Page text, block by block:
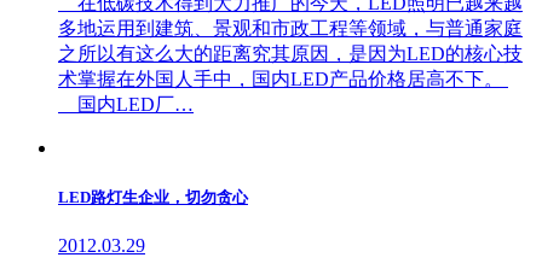
多地运用到建筑、景观和市政工程等领域，与普通家庭
之所以有这么大的距离究其原因，是因为LED的核心技
术掌握在外国人手中，国内LED产品价格居高不下。
国内LED厂…
LED路灯生企业，切勿贪心
2012.03.29